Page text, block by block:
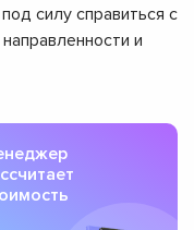
силу справиться с
и